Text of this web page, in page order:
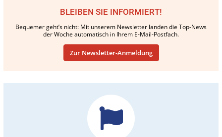
BLEIBEN SIE INFORMIERT!
Bequemer geht’s nicht: Mit unserem Newsletter landen die Top-News
der Woche automatisch in Ihrem E-Mail-Postfach.
Zur Newsletter-Anmeldung